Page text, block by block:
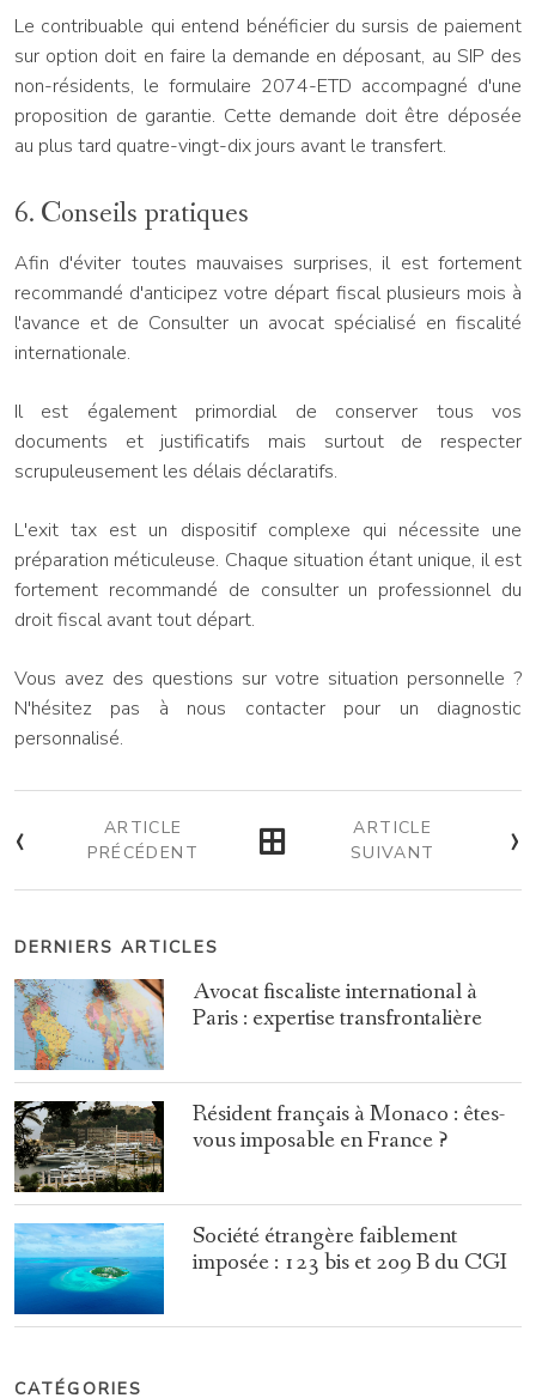
Le contribuable qui entend bénéficier du sursis de paiement
sur option doit en faire la demande en déposant, au SIP des
non-résidents, le formulaire 2074-ETD accompagné d'une
proposition de garantie. Cette demande doit être déposée
au plus tard quatre-vingt-dix jours avant le transfert.
6. Conseils pratiques
Afin d'éviter toutes mauvaises surprises, il est fortement
recommandé d'anticipez votre départ fiscal plusieurs mois à
l'avance et de Consulter un avocat spécialisé en fiscalité
internationale.
Il est également primordial de conserver tous vos
documents et justificatifs mais surtout de respecter
scrupuleusement les délais déclaratifs.
L'exit tax est un dispositif complexe qui nécessite une
préparation méticuleuse. Chaque situation étant unique, il est
fortement recommandé de consulter un professionnel du
droit fiscal avant tout départ.
Vous avez des questions sur votre situation personnelle ?
N'hésitez pas à nous contacter pour un diagnostic
personnalisé.
‹
ARTICLE
PRÉCÉDENT
ARTICLE
SUIVANT
›
DERNIERS ARTICLES
Avocat fiscaliste international à
Paris : expertise transfrontalière
Résident français à Monaco : êtes-
vous imposable en France ?
Société étrangère faiblement
imposée : 123 bis et 209 B du CGI
CATÉGORIES